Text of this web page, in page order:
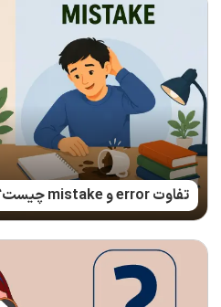
تفاوت error و mistake چیست؟